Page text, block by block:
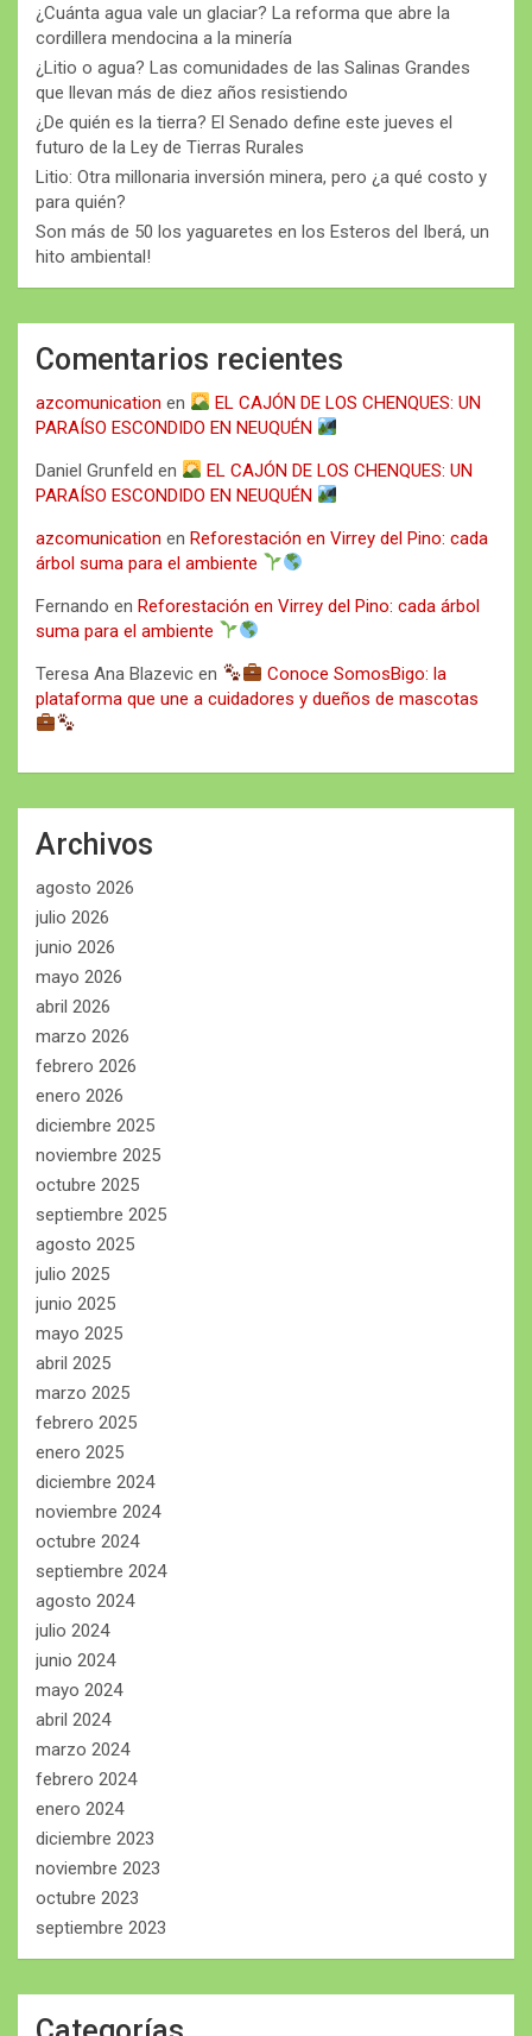
¿Cuánta agua vale un glaciar? La reforma que abre la
cordillera mendocina a la minería
¿Litio o agua? Las comunidades de las Salinas Grandes
que llevan más de diez años resistiendo
¿De quién es la tierra? El Senado define este jueves el
futuro de la Ley de Tierras Rurales
Litio: Otra millonaria inversión minera, pero ¿a qué costo y
para quién?
Son más de 50 los yaguaretes en los Esteros del Iberá, un
hito ambiental!
Comentarios recientes
azcomunication en
EL CAJÓN DE LOS CHENQUES: UN
PARAÍSO ESCONDIDO EN NEUQUÉN
Daniel Grunfeld en
EL CAJÓN DE LOS CHENQUES: UN
PARAÍSO ESCONDIDO EN NEUQUÉN
azcomunication en Reforestación en Virrey del Pino: cada
árbol suma para el ambiente
Fernando en Reforestación en Virrey del Pino: cada árbol
suma para el ambiente
Teresa Ana Blazevic en
Conoce SomosBigo: la
plataforma que une a cuidadores y dueños de mascotas
Archivos
agosto 2026
julio 2026
junio 2026
mayo 2026
abril 2026
marzo 2026
febrero 2026
enero 2026
diciembre 2025
noviembre 2025
octubre 2025
septiembre 2025
agosto 2025
julio 2025
junio 2025
mayo 2025
abril 2025
marzo 2025
febrero 2025
enero 2025
diciembre 2024
noviembre 2024
octubre 2024
septiembre 2024
agosto 2024
julio 2024
junio 2024
mayo 2024
abril 2024
marzo 2024
febrero 2024
enero 2024
diciembre 2023
noviembre 2023
octubre 2023
septiembre 2023